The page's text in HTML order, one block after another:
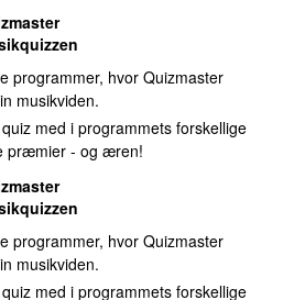
programmer, hvor Quizmaster
musikviden.
med i programmets forskellige
præmier - og æren!
programmer, hvor Quizmaster
musikviden.
med i programmets forskellige